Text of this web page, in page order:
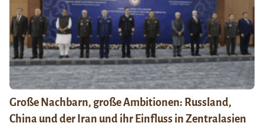
Große Nachbarn, große Ambitionen: Russland,
China und der Iran und ihr Einfluss in Zentralasien